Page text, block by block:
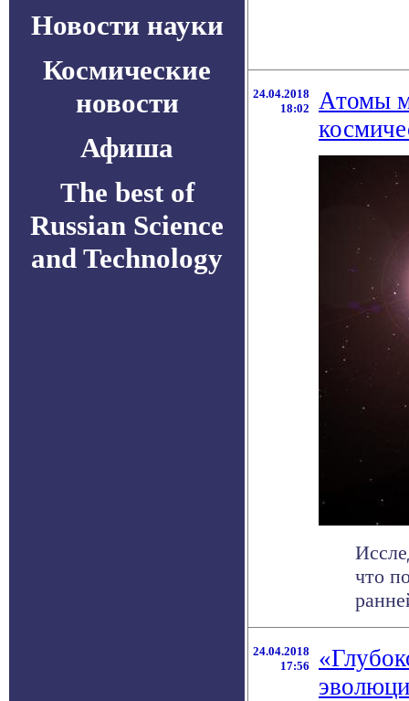
Новости науки
Космические
новости
Афиша
The best of
Russian Science
and Technology
24.04.2018
18:02
Атомы
что
24.04.2018
17:56